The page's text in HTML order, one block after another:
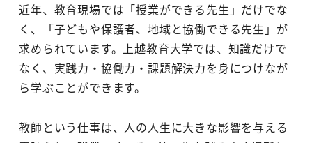
近年、教育現場では「授業ができる先生」だけでな
く、「子どもや保護者、地域と協働できる先生」が
求められています。上越教育大学では、知識だけで
なく、実践力・協働力・課題解決力を身につけなが
ら学ぶことができます。
教師という仕事は、人の人生に大きな影響を与える